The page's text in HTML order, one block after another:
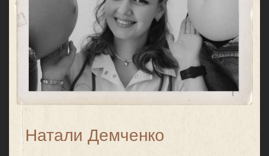
Эта история тронула даже
тех, кто работал над ней.
«Вся моя команда плакала на твоих родах.
Рождение жизни, когда ты наблюдаешь за этим
спокойно и без страха, — это дорого стоит.»
Полина
эксперт сериала